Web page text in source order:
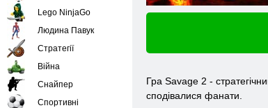
Гра Savage 2 -
сподівалися фанати.
Lego NinjaGo
Людина Павук
Стратегії
Війна
Снайпер
Спортивні